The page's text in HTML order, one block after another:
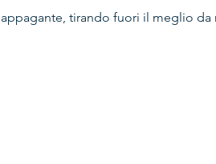
appagante, tirando fuori il meglio da